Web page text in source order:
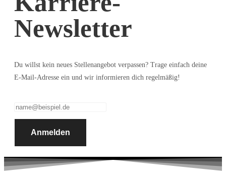
Newsletter
Du willst kein neues Stellenangebot verpassen? Trage einfach deine
E-Mail-Adresse ein und wir informieren dich regelmäßig!
Anmelden